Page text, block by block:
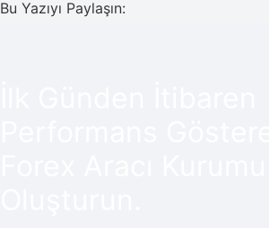
Bu Yazıyı Paylaşın: